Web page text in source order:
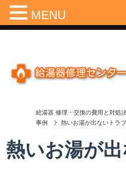
給湯器 修理・交換の費用と対処
事例
熱いお湯が出ないトラ
熱いお湯が
MENU
Menu